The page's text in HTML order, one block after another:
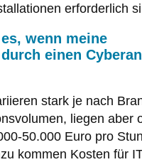
erforderlich
wenn meine
einen
stark je nach
liegen aber
50.000 Euro pro
kommen Kosten für